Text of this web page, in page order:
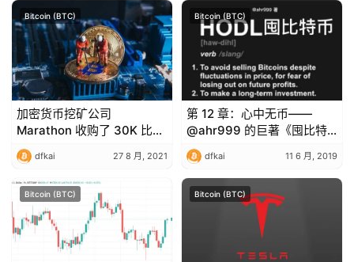
Bitcoin (BTC)
加密货币挖矿公司
Marathon 收购了 30K 比特
币矿工以将算力提高到 13.3
EH/sdfkai 27 8 月, 2021
Bitcoin (BTC)
第 12 章：心中无币——
@ahr999 的巨著《囤比特
币》
dfkai 11 6 月, 2019
Bitcoin (BTC) Bitcoin (BTC)